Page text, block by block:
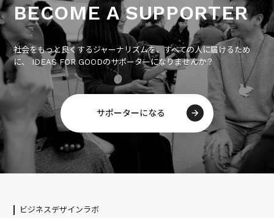
BECOME A SUPPORTER
社会をもっと良くするジャーナリズムを、すべての人に届けるため
に、 IDEAS FOR GOODのサポーターになりませんか？
サポーターになる
ビジネスデザインラボ